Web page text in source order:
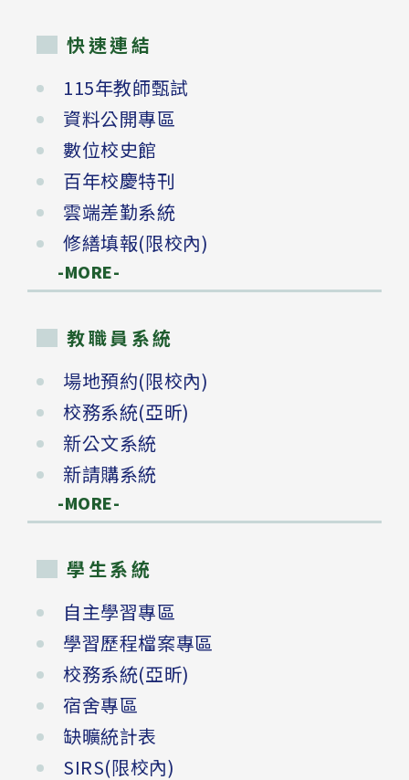
快速連結
115年教師甄試
資料公開專區
數位校史館
百年校慶特刊
雲端差勤系統
修繕填報(限校內)
-MORE-
教職員系統
場地預約(限校內)
校務系統(亞昕)
新公文系統
新請購系統
-MORE-
學生系統
自主學習專區
學習歷程檔案專區
校務系統(亞昕)
宿舍專區
缺曠統計表
SIRS(限校內)